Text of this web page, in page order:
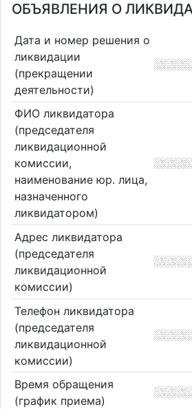
ОБЪЯВЛЕНИЯ О
Дата и номер решения о
ликвидации
(прекращении
деятельности)
ФИО ликвидатора
(председателя
ликвидационной
комиссии,
наименование юр. лица,
назначенного
ликвидатором)
Адрес ликвидатора
(председателя
ликвидационной
комиссии)
Телефон ликвидатора
(председателя
ликвидационной
комиссии)
Время обращения
(график приема)